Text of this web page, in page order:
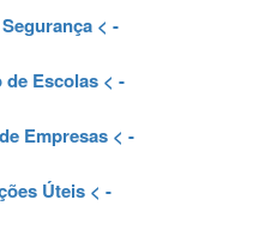
< -
Escolas < -
Empresas< -
Úteis< -